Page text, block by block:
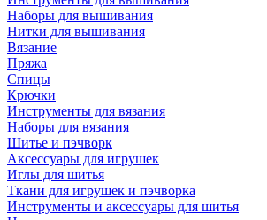
Наборы для вышивания
Нитки для вышивания
Вязание
Пряжа
Спицы
Крючки
Инструменты для вязания
Наборы для вязания
Шитье и пэчворк
Аксессуары для игрушек
Иглы для шитья
Ткани для игрушек и пэчворка
Инструменты и аксессуары для шитья